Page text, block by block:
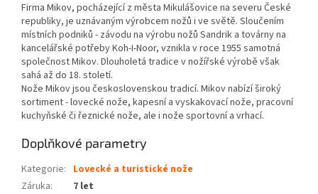
Firma Mikov, pocházející z města Mikulášovice na severu České
republiky, je uznávaným výrobcem nožů i ve světě. Sloučením
místních podniků - závodu na výrobu nožů Sandrik a továrny na
kancelářské potřeby Koh-I-Noor, vznikla v roce 1955 samotná
společnost Mikov. Dlouholetá tradice v nožířské výrobě však
sahá až do 18. století.
Nože Mikov jsou československou tradicí. Mikov nabízí široký
sortiment - lovecké nože, kapesní a vyskakovací nože, pracovní
kuchyňské či řeznické nože, ale i nože sportovní a vrhací.
Doplňkové parametry
Kategorie: Lovecké a turistické nože
Záruka:
7 let